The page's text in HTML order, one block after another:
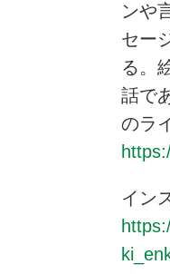
ンや
セー
る。
話で
のラ
イン